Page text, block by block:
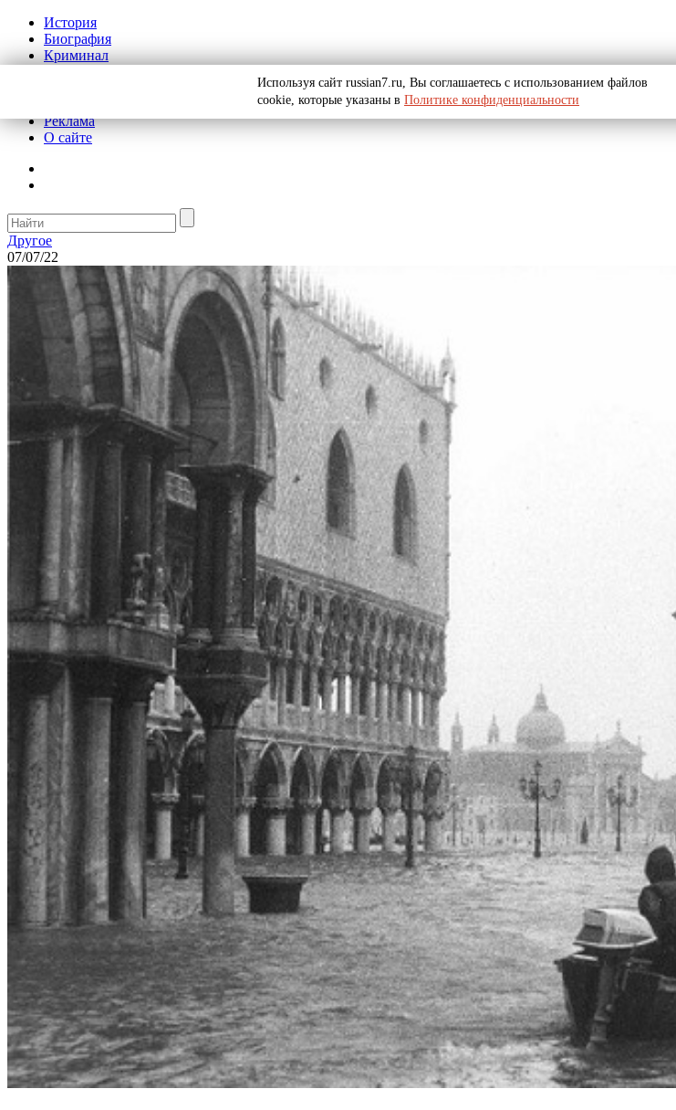
История
Биография
Криминал
Реклама
О сайте
Другое
07/07/22
Используя сайт russian7.ru, Вы соглашаетесь с использованием файлов
cookie, которые указаны в Политике конфиденциальности